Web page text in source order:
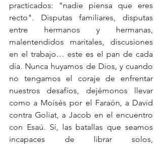
practicados: "nadie piensa que eres
recto". Disputas familiares, disputas
entre hermanos y hermanas,
malentendidos maritales, discusiones
en el trabajo… este es el pan de cada
día. Nunca huyamos de Dios, y cuando
no tengamos el coraje de enfrentar
nuestros desafíos, dejémonos llevar
como a Moisés por el Faraón, a David
contra Goliat, a Jacob en el encuentro
con Esaú. Sí, las batallas que seamos
incapaces de librar solos,